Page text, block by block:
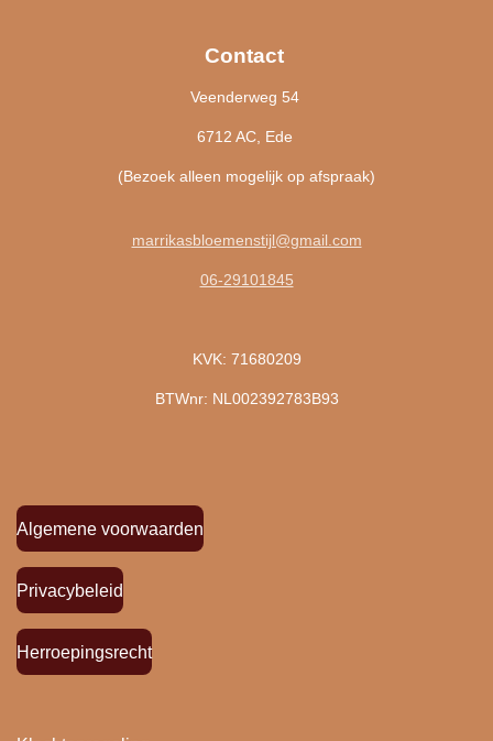
Contact
Veenderweg 54
6712 AC, Ede
(Bezoek alleen mogelijk op afspraak)
marrikasbloemenstijl@gmail.com
06-29101845
KVK: 71680209
BTWnr: NL002392783B93
Algemene voorwaarden
Privacybeleid
Herroepingsrecht